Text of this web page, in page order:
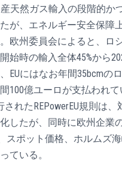
産天然ガス輸入の段階的か
が、エネルギー安全保障
欧州委員会によると、ロ
始時の輸入全体45%から
EUにはなお年間35bcmの
100億ユーロが支払われて
されたREPowerEU規則は
したが、同時に欧州企業
スポット価格、ホルムズ
ている。